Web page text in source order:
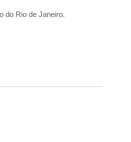
do Rio de Janeiro.